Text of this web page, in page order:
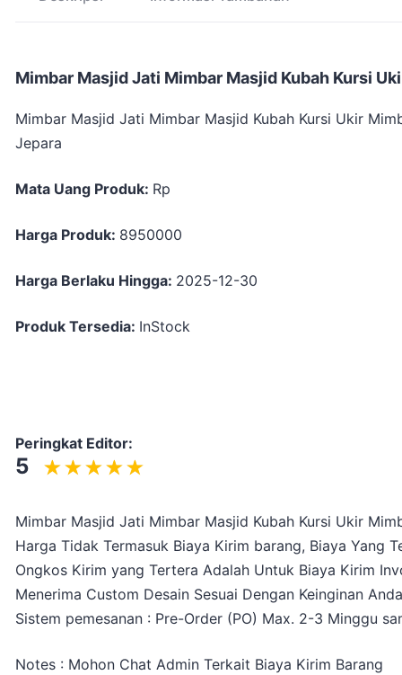
Mimbar Masjid Jati Mimbar Masjid Kubah Kursi
Mimbar Masjid Jati Mimbar Masjid Kubah Kursi Ukir
Jepara
Mata Uang Produk: Rp
Harga Produk: 8950000
Harga Berlaku Hingga: 2025-12-30
Produk Tersedia: InStock
Peringkat Editor:
5
Mimbar Masjid Jati Mimbar Masjid Kubah Kursi Ukir
Harga Tidak Termasuk Biaya Kirim barang, Biaya Yang
Ongkos Kirim yang Tertera Adalah Untuk Biaya Kirim
Menerima Custom Desain Sesuai Dengan Keinginan Anda
Sistem pemesanan : Pre-Order (PO) Max. 2-3 Minggu
Notes : Mohon Chat Admin Terkait Biaya Kirim Barang